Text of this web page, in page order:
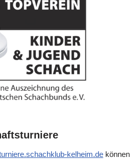
kelheim.de können